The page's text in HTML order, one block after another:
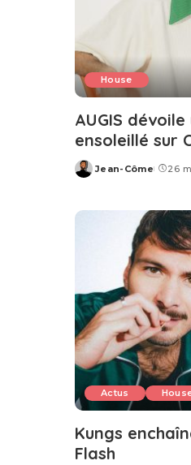
House
AUGIS
ensoleillé sur
Posted
Jean-Côme 26
Actus
Kungs
Flash